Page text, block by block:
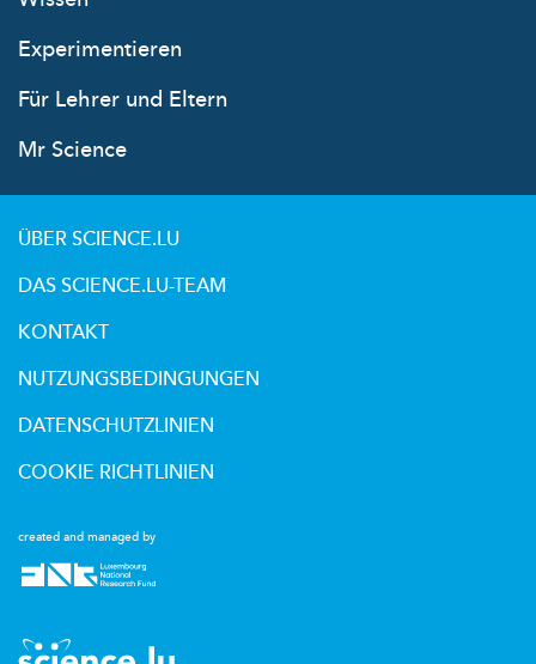
Experimentieren
Für Lehrer und Eltern
Mr Science
created and managed by
ÜBER SCIENCE.LU
DAS SCIENCE.LU-TEAM
KONTAKT
NUTZUNGSBEDINGUNGEN
DATENSCHUTZLINIEN
COOKIE RICHTLINIEN